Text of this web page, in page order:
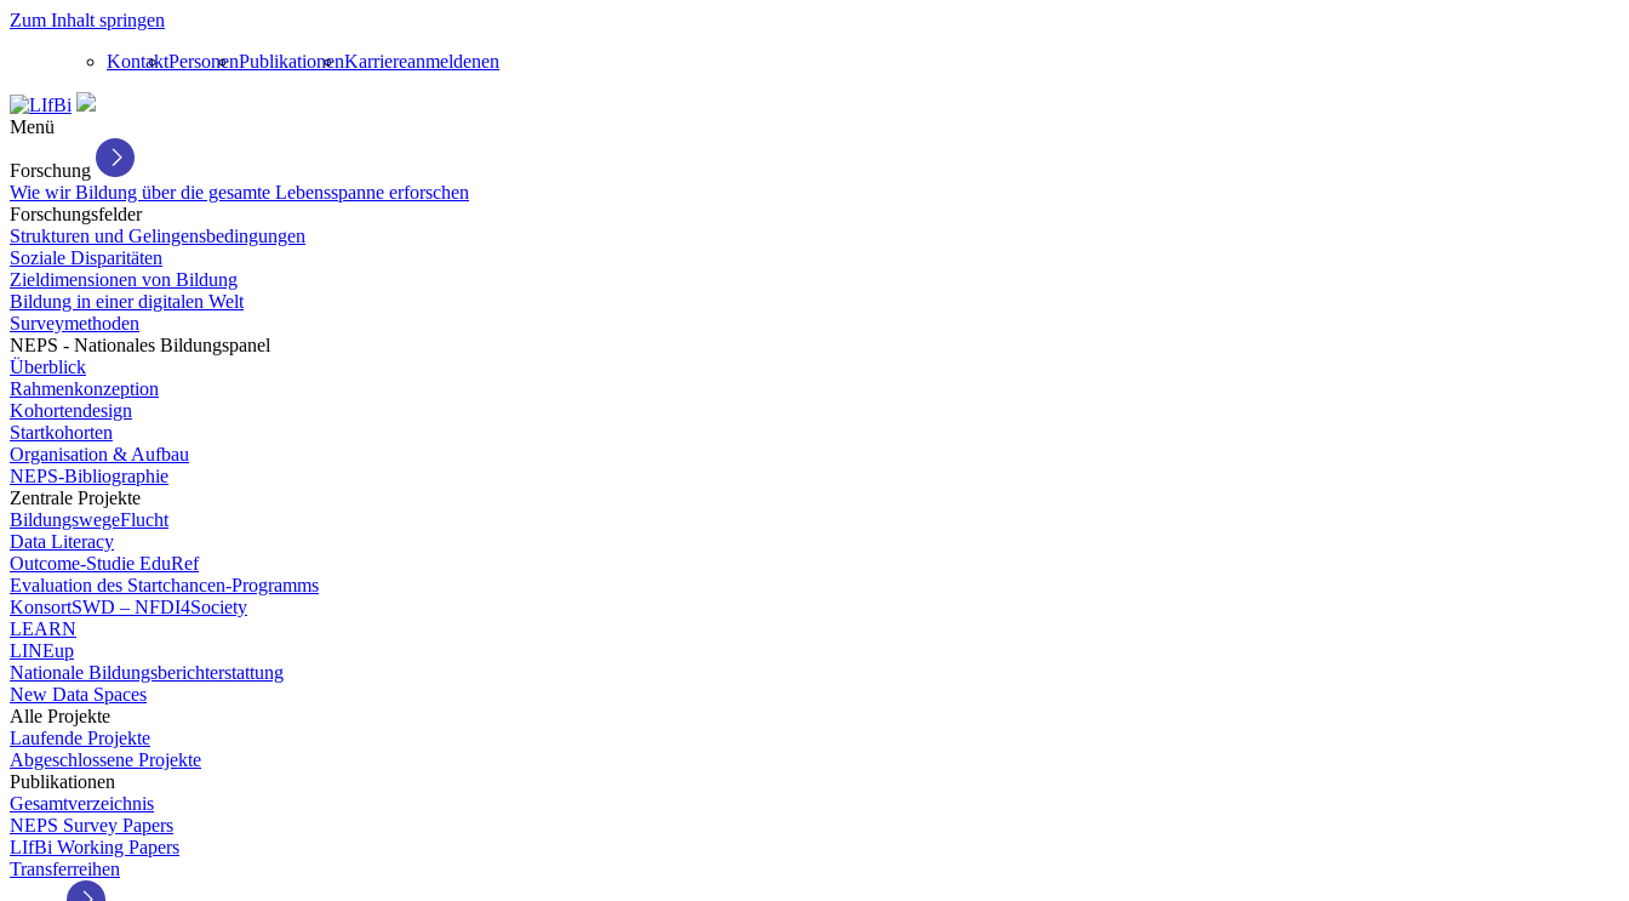
Zum Inhalt springen
KontaktPersonenPublikationenKarriereanmeldenen
Menü
Forschung
Wie wir Bildung über die gesamte Lebensspanne erforschen
Forschungsfelder
Strukturen und Gelingensbedingungen
Soziale Disparitäten
Zieldimensionen von Bildung
Bildung in einer digitalen Welt
Surveymethoden
NEPS - Nationales Bildungspanel
Überblick
Rahmenkonzeption
Kohortendesign
Startkohorten
Organisation & Aufbau
NEPS-Bibliographie
Zentrale Projekte
BildungswegeFlucht
Data Literacy
Outcome-Studie EduRef
Evaluation des Startchancen-Programms
KonsortSWD – NFDI4Society
LEARN
LINEup
Nationale Bildungsberichterstattung
New Data Spaces
Alle Projekte
Laufende Projekte
Abgeschlossene Projekte
Publikationen
Gesamtverzeichnis
NEPS Survey Papers
LIfBi Working Papers
Transferreihen